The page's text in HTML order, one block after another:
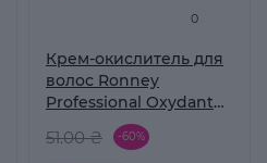
0
Крем-окислитель для
волос Ronney
Professional Oxydant
Creme 9%, 60 мл
51.00 ₴ -60%